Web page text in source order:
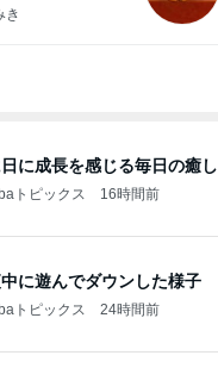
き
に成長を感じる毎日の癒し
トピックス 16時間前
に遊んでダウンした様子
トピックス 24時間前